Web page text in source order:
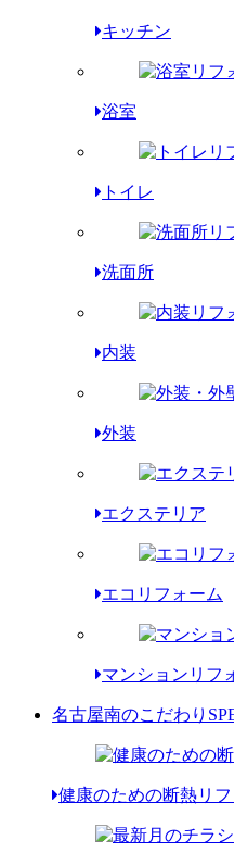
キッチン
浴室
トイレ
洗面所
内装
外装
エクステリア
エコリフォーム
マンションリフ
名古屋南のこだわり
健康のための断熱リ